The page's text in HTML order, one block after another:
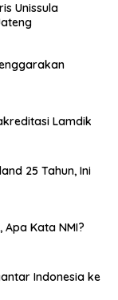
Unissula
Lamdik
25 Tahun, Ini
Apa Kata NMI?
Indonesia ke